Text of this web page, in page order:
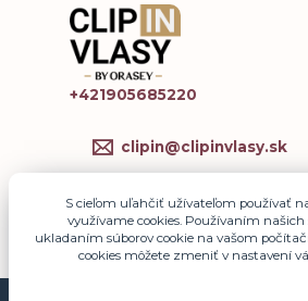
+421905685220
clipin@clipinvlasy.sk
S cieľom uľahčiť užívateľom používať
využívame cookies. Používaním
ukladaním súborov cookie na vašom
cookies môžete zmeniť v nastavení